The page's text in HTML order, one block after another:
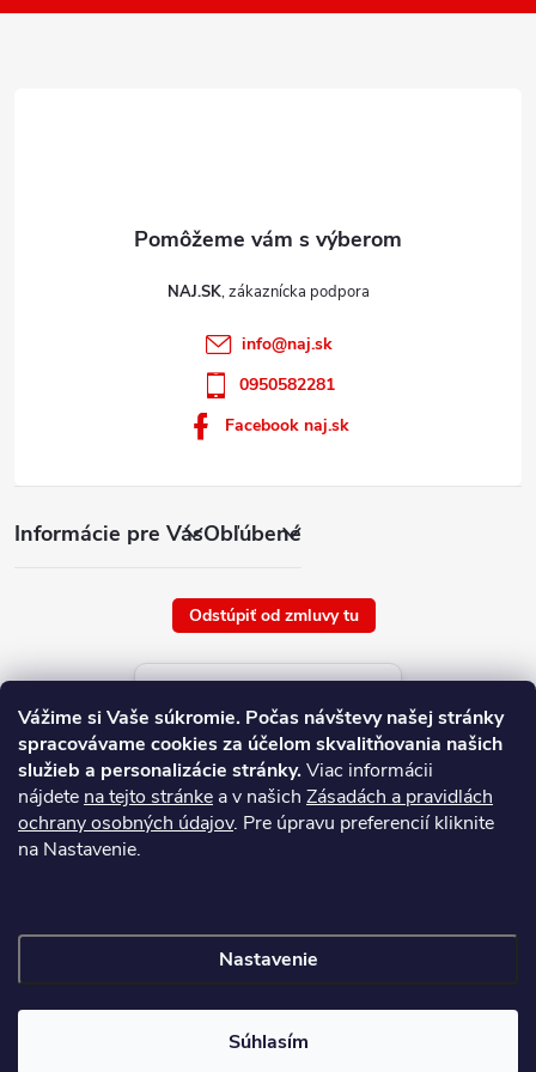
Vážime si Vaše súkromie. Počas návštevy našej stránky
spracovávame cookies za účelom skvalitňovania našich
služieb a personalizácie stránky.Viac informácii
nájdete na tejto stránke a v našich Zásadách a pravidlách
ochrany osobných údajov. Pre úpravu preferencií kliknite
na Nastavenie.
Nastavenie
Súhlasím
i
Informácie pre VásObľúbené
NAJ.SK
info@naj.sk
0950582281
Facebook naj.sk
Odstúpiť od zmluvy tu
Aktuálne ceny tovaru
platné od : 6/8/2026
Copyright 2026NAJ.SK. Všetky práva vyhradené.